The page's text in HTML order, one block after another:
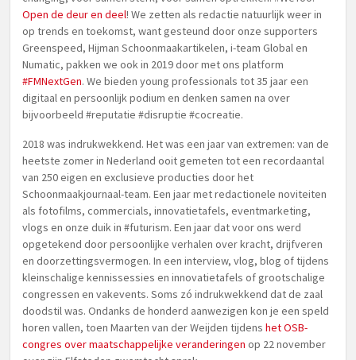
Open de deur en deel! We zetten als redactie natuurlijk weer in
op trends en toekomst, want gesteund door onze supporters
Greenspeed, Hijman Schoonmaakartikelen, i-team Global en
Numatic, pakken we ook in 2019 door met ons platform
#FMNextGen. We bieden young professionals tot 35 jaar een
digitaal en persoonlijk podium en denken samen na over
bijvoorbeeld #reputatie #disruptie #cocreatie.
2018 was indrukwekkend. Het was een jaar van extremen: van de
heetste zomer in Nederland ooit gemeten tot een recordaantal
van 250 eigen en exclusieve producties door het
Schoonmaakjournaal-team. Een jaar met redactionele noviteiten
als fotofilms, commercials, innovatietafels, eventmarketing,
vlogs en onze duik in #futurism. Een jaar dat voor ons werd
opgetekend door persoonlijke verhalen over kracht, drijfveren
en doorzettingsvermogen. In een interview, vlog, blog of tijdens
kleinschalige kennissessies en innovatietafels of grootschalige
congressen en vakevents. Soms zó indrukwekkend dat de zaal
doodstil was. Ondanks de honderd aanwezigen kon je een speld
horen vallen, toen Maarten van der Weijden tijdens het OSB-
congres over maatschappelijke veranderingen op 22 november